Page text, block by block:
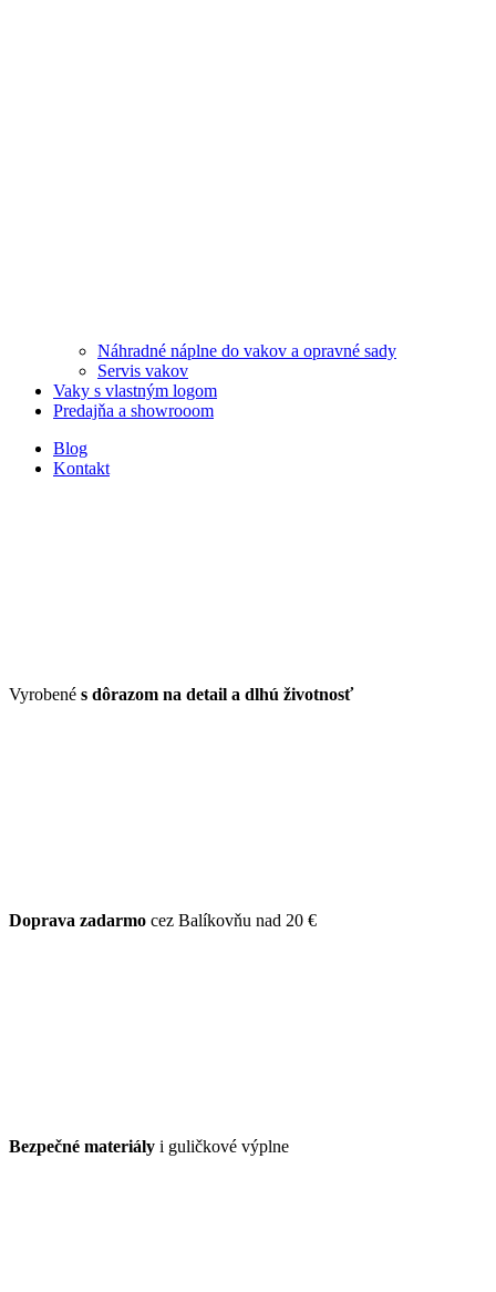
Náhradné náplne do vakov a opravné sady
Servis vakov
Vaky s vlastným logom
Predajňa a showrooom
Blog
Kontakt
Vyrobené s dôrazom na detail a dlhú životnosť
Doprava zadarmo cez Balíkovňu nad 20 €
Bezpečné materiály i guličkové výplne